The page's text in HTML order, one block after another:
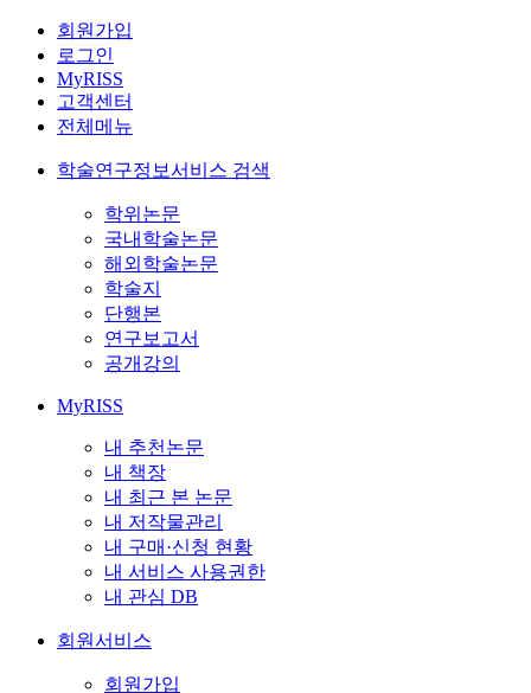
회원가입
로그인
MyRISS
고객센터
전체메뉴
학술연구정보서비스 검색
학위논문
국내학술논문
해외학술논문
학술지
단행본
연구보고서
공개강의
MyRISS
내 추천논문
내 책장
내 최근 본 논문
내 저작물관리
내 구매·신청 현황
내 서비스 사용권한
내 관심 DB
회원서비스
회원가입